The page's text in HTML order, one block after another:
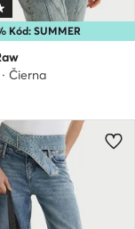
Kód: SUMMER
Čierna